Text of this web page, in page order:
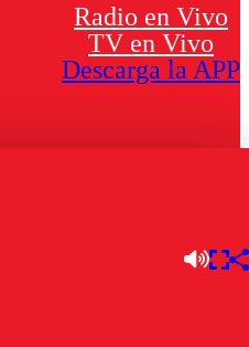
Radio en Vivo
TV en Vivo
Descarga la APP